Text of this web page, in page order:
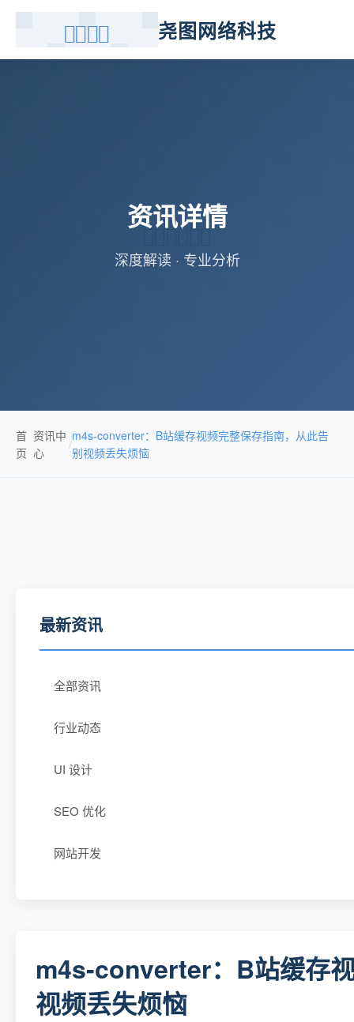
尧图网络科技
资讯详情
深度解读 · 专业分析
首
页
资讯中
心
/
m4s-converter：B站缓存视频完整保存指南，从此告
别视频丢失烦恼
最新资讯
全部资讯
行业动态
UI 设计
SEO 优化
网站开发
m4s-converter：B站缓存
视频丢失烦恼